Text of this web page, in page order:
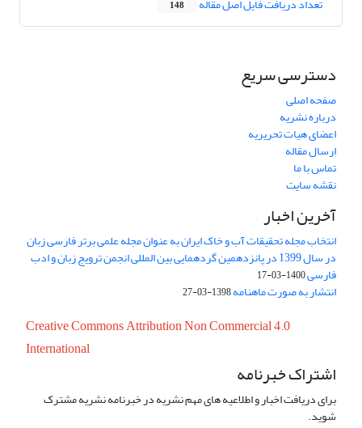
تعداد دریافت فایل اصل مقاله 148
دسترسی سریع
صفحه اصلی
درباره نشریه
اعضای هیات تحریریه
ارسال مقاله
تماس با ما
نقشه سایت
آخرین اخبار
انتخاب مجله تحقیقات آب و خاک ایران به عنوان مجله علمی برتر فارسی زبان
در سال 1399 در پانزدهمین گردهمایی بین المللی انجمن ترویج زبان و ادب
فارسی1400-03-17
انتشار به صورت ماهنامه1398-03-27
Creative Commons Attribution Non Commercial 4.0
International
اشتراک خبرنامه
برای دریافت اخبار و اطلاعیه های مهم نشریه در خبرنامه نشریه مشترک
شوید.